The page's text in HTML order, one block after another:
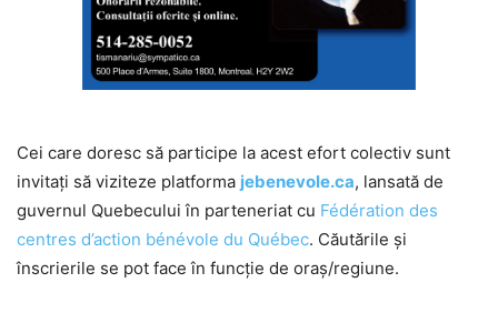
Cei care doresc să participe la acest efort colectiv sunt
invitați să viziteze platforma jebenevole.ca, lansată de
guvernul Quebecului în parteneriat cu Fédération des
centres d’action bénévole du Québec. Căutările și
înscrierile se pot face în funcție de oraș/regiune.